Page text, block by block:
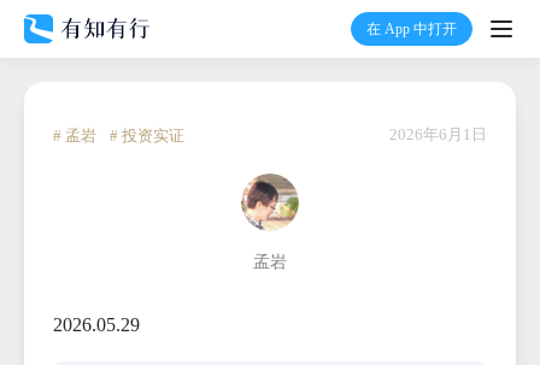
在 App 中打开
打
有知
有行
# 孟岩 # 投资实证 2026年6月1日
孟岩
2026.05.29